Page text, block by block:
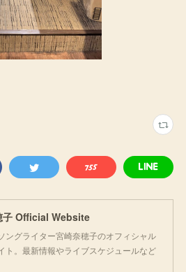
子 Official Website
ングライター宮崎奈穂子のオフィシャル
ト。最新情報やライブスケジュールなど